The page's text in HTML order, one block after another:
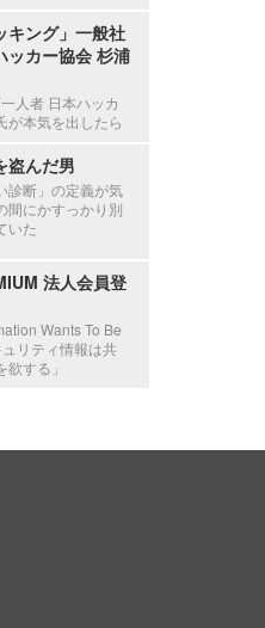
キング」一般社
ッカー協会 杉浦
人者 日本ハッカ
が本気を出したら
盗んだ男
診断」の定義が気
間にかすっかり別
いた
法人会員登
Wants To Be
リティ情報は共
する」